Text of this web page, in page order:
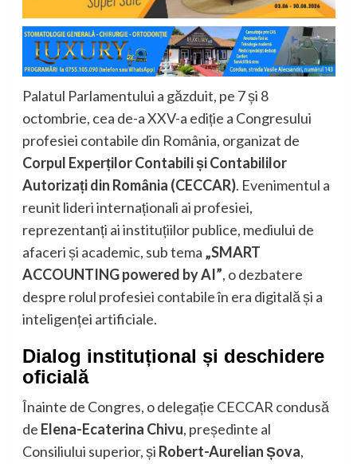
Palatul Parlamentului a găzduit, pe 7 și 8
octombrie, cea de-a XXV-a ediție a Congresului
profesiei contabile din România, organizat de
Corpul Experților Contabili și Contabililor
Autorizați din România (CECCAR). Evenimentul a
reunit lideri internaționali ai profesiei,
reprezentanți ai instituțiilor publice, mediului de
afaceri și academic, sub tema „SMART
ACCOUNTING powered by AI”, o dezbatere
despre rolul profesiei contabile în era digitală și a
inteligenței artificiale.
Dialog instituțional și deschidere
oficială
Înainte de Congres, o delegație CECCAR condusă
de Elena-Ecaterina Chivu, președinte al
Consiliului superior, și Robert-Aurelian Șova,